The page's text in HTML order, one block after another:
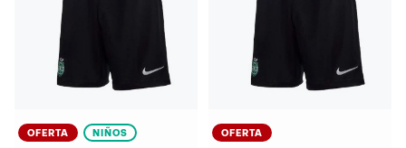
OFERTA NIÑOS OFERTA